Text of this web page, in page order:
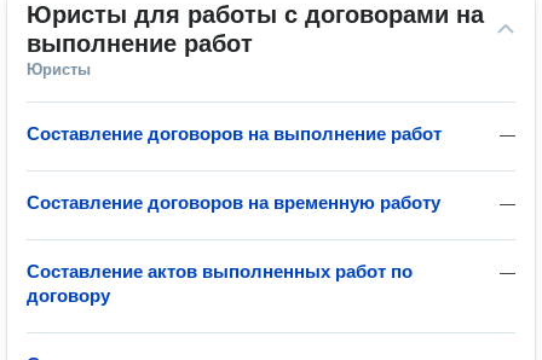
Юристы для работы с договорами на
выполнение работ
Юристы
—
Составление договоров на выполнение работ
—
Составление договоров на временную работу
—
Составление актов выполненных работ по
договору